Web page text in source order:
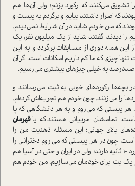
می‌کنند که رکورد بزنم؛ ولی آن‌ها هم
که اصرار داشتند بیایم و برگردم به پیست و
که من خودم شاید در آن شرایط نمی‌دیدم.
را دیدند، گفتند شاید از یک میلیون نفر، یک
این همه دوری از مسابقات برگردد و به این
چیزی که ما کم داریم امکانات ا‌ست. اگر آن
صد‌‌درصد به خیلی چیزهای بیشتری می‌رسیم.
بچه‌ها رکوردهای خوبی به ثبت می‌رسانند و
را می‌زنند. چون خودم هم تجربه‌اش کرده‌ام.
هر پیستی که می‌روم و به هر دانشگاهی که پا
تمامشان مربیانی هستند که یاقهرمان
بالای جهانی؛ این مسئله ذهنیت من را
ا‌ست، چون در هر پیستی که می‌روم دخترانی را
می‌بینم که در دوی صد متر رکورد ۱۰ ثانیه دارند؛ ولی در ایران و حتی در آسیا هم
یک بت برای خودمان می‌سازیم. من خودم هم